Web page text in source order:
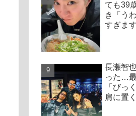
ても39
き「う
すぎます
長瀬智
った…
「びっ
肩に置